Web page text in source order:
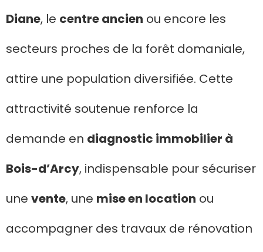
Diane, le centre ancien ou encore les
secteurs proches de la forêt domaniale,
attire une population diversifiée. Cette
attractivité soutenue renforce la
demande en diagnostic immobilier à
Bois-d’Arcy, indispensable pour sécuriser
une vente, une mise en location ou
accompagner des travaux de rénovation